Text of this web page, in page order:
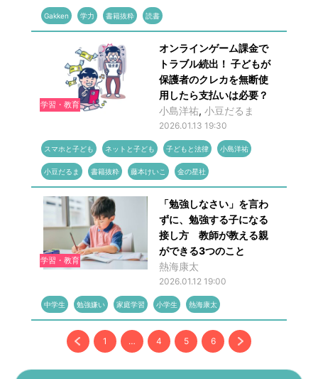
Gakken 学力 書籍抜粋 読書
学習・教育
オンラインゲーム課金で
トラブル続出！ 子どもが
保護者のクレカを無断使
用したら支払いは必要？
小島洋祐, 小豆だるま
2026.01.13 19:30
スマホと子ども ネットと子ども 子どもと法律 小島洋祐
小豆だるま 書籍抜粋 藤本けいこ 金の星社
学習・教育
「勉強しなさい」を言わ
ずに、勉強する子になる
接し方 教師が教える親
ができる3つのこと
熱海康太
2026.01.12 19:00
中学生 勉強嫌い 家庭学習 小学生 熱海康太
1 … 4 5 6